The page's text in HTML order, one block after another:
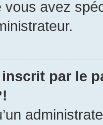
vous avez
inscrit par le